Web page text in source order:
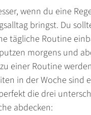
wenn du eine
bringst. Du
tägliche Routine
morgens und
einer Routine
in der Woche sind
die drei
abdecken: